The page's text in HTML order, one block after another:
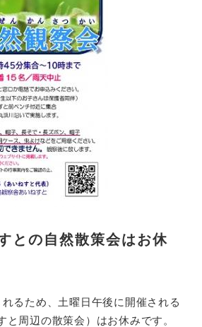
との自然散策会はお休
るため、土曜日午後に開催される
と周辺の散策会）はお休みです。